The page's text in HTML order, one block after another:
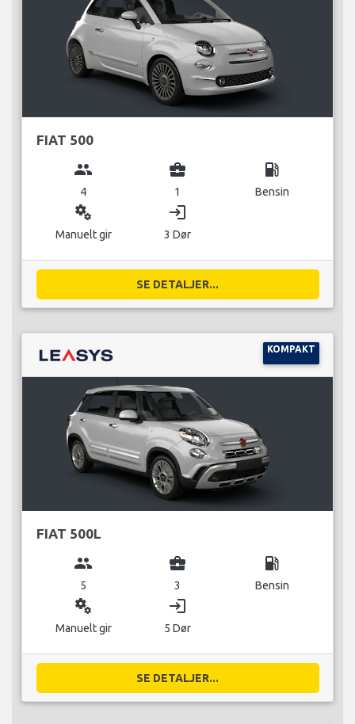
FIAT 500
group
4
business_center
1
local_gas_station
Bensin
miscellaneous_services
Manuelt gir
login
3 Dør
SE DETALJER...
KOMPAKT
FIAT 500L
group
5
business_center
3
local_gas_station
Bensin
miscellaneous_services
Manuelt gir
login
5 Dør
SE DETALJER...